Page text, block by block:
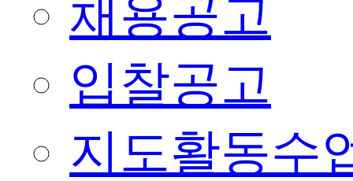
채용공고
입찰공고
지도활동수